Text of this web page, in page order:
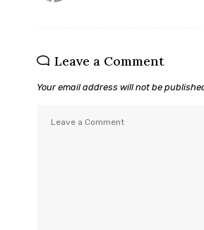
Leave a Comment
Your email address will not be